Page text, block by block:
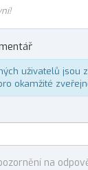
uživatelů jsou
okamžité
na